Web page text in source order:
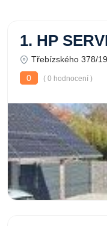
1. HP
Třebízského 378/
0
( 0 hodnocení )